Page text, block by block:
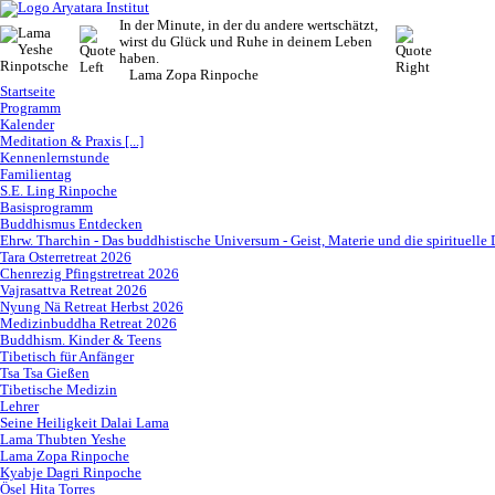
In der Minute, in der du andere wertschätzt,
wirst du Glück und Ruhe in deinem Leben
haben.
Lama Zopa Rinpoche
Startseite
Programm
Kalender
Meditation & Praxis [...]
Kennenlernstunde
Familientag
S.E. Ling Rinpoche
Basisprogramm
Buddhismus Entdecken
Ehrw. Tharchin - Das buddhistische Universum - Geist, Materie und die spirituelle
Tara Osterretreat 2026
Chenrezig Pfingstretreat 2026
Vajrasattva Retreat 2026
Nyung Nä Retreat Herbst 2026
Medizinbuddha Retreat 2026
Buddhism. Kinder & Teens
Tibetisch für Anfänger
Tsa Tsa Gießen
Tibetische Medizin
Lehrer
Seine Heiligkeit Dalai Lama
Lama Thubten Yeshe
Lama Zopa Rinpoche
Kyabje Dagri Rinpoche
Ösel Hita Torres